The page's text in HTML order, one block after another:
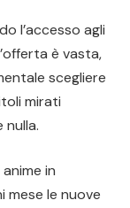
l’accesso agli
è vasta,
scegliere
mirati
in
mese le nuove